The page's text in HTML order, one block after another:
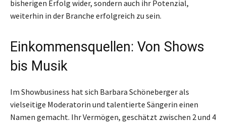
bisherigen Erfolg wider, sondern auch ihr Potenzial,
weiterhin in der Branche erfolgreich zu sein.
Einkommensquellen: Von Shows
bis Musik
Im Showbusiness hat sich Barbara Schöneberger als
vielseitige Moderatorin und talentierte Sängerin einen
Namen gemacht. Ihr Vermögen, geschätzt zwischen 2 und 4